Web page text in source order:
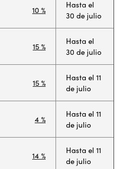
10 %
Hasta el
30 de julio
15 %
Hasta el
30 de julio
15 %
Hasta el 11
de julio
4 %
Hasta el 11
de julio
14 %
Hasta el 11
de julio